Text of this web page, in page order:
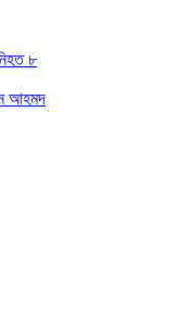
৮
আহমদ